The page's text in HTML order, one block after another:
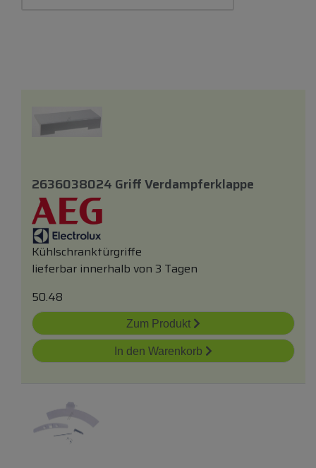
2636038024 Griff Verdampferklappe
Kühlschranktürgriffe
lieferbar innerhalb von 3 Tagen
50.48
Zum Produkt
In den Warenkorb